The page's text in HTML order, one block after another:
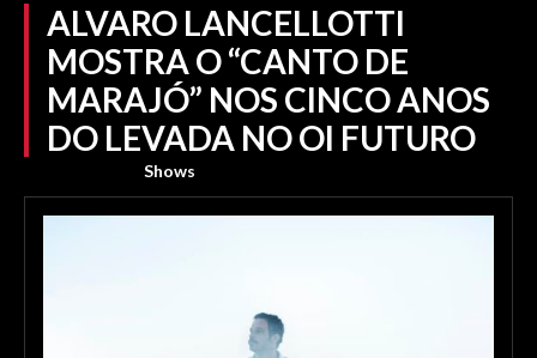
ALVARO LANCELLOTTI
MOSTRA O “CANTO DE
MARAJÓ” NOS CINCO ANOS
DO LEVADA NO OI FUTURO
Shows